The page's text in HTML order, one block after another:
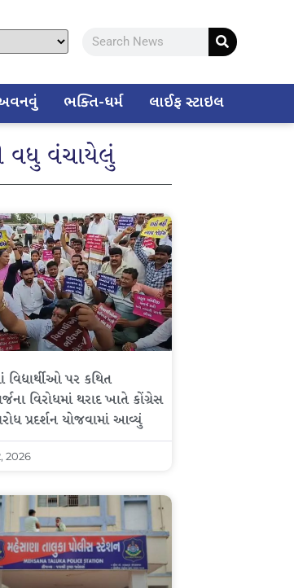
ભક્તિ-ધર્મ લાઈફ સ્ટાઇલ
વધુ વંચાયેલું
વિદ્યાર્થીઓ પર કથિત
વિરોધમાં થરાદ ખાતે કોંગ્રેસ
પ્રદર્શન યોજવામાં આવ્યું
2026